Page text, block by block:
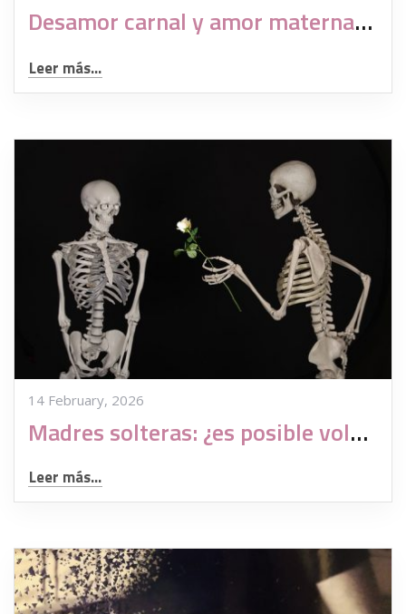
Desamor carnal y amor maternal, claves para un buen cóctel de ataraxia
Leer más...
14 February, 2026
Madres solteras: ¿es posible volver a encontrar pareja?
Leer más...